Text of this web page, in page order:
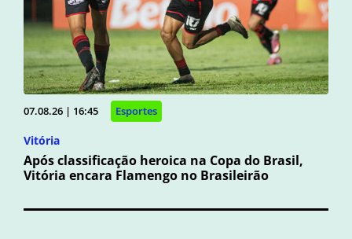
07.08.26 | 16:45 Esportes
Vitória
Após classificação heroica na Copa do Brasil,
Vitória encara Flamengo no Brasileirão